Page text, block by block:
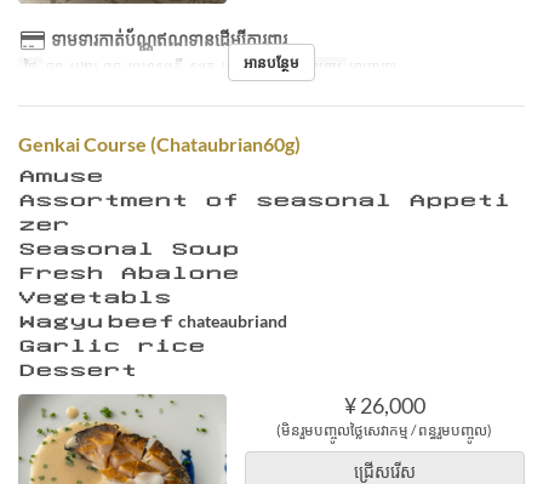
ទាមទារកាត់ប័ណ្ណឥណទានដើម្បីការពារ
ថ្ងៃ ចន្ទ, អង្គារ, ពុធ, ព្រហស្បតិ៍, សុក្រ, សៅរ៍, ថ្ងៃឈប់ អាហារ អាហារឡ
អានបន្ថែម
Genkai Course (Chataubrian60g)
Ａｍｕｓｅ
Ａｓｓｏｒｔｍｅｎｔ ｏｆ ｓｅａｓｏｎａｌ Ａｐｐｅｔｉ
ｚｅｒ
Ｓｅａｓｏｎａｌ Ｓｏｕｐ
Ｆｒｅｓｈ Ａｂａｌｏｎｅ
Ｖｅｇｅｔａｂｌｓ
Ｗａｇｙｕ ｂｅｅｆ chateaubriand
Ｇａｒｌｉｃ ｒｉｃｅ
Ｄｅｓｓｅｒｔ
¥ 26,000
(មិនរួមបញ្ចូលថ្លៃសេវាកម្ម / ពន្ធរួមបញ្ចូល)
ជ្រើសរើស